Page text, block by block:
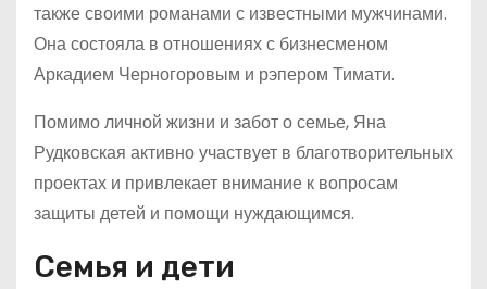
также своими романами с известными мужчинами.
Она состояла в отношениях с бизнесменом
Аркадием Черногоровым и рэпером Тимати.
Помимо личной жизни и забот о семье, Яна
Рудковская активно участвует в благотворительных
проектах и привлекает внимание к вопросам
защиты детей и помощи нуждающимся.
Семья и дети